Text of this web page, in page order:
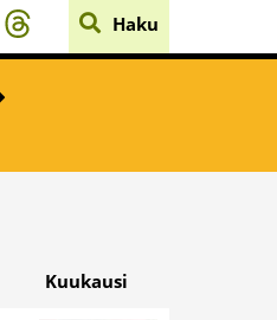
Haku
Kuukausi